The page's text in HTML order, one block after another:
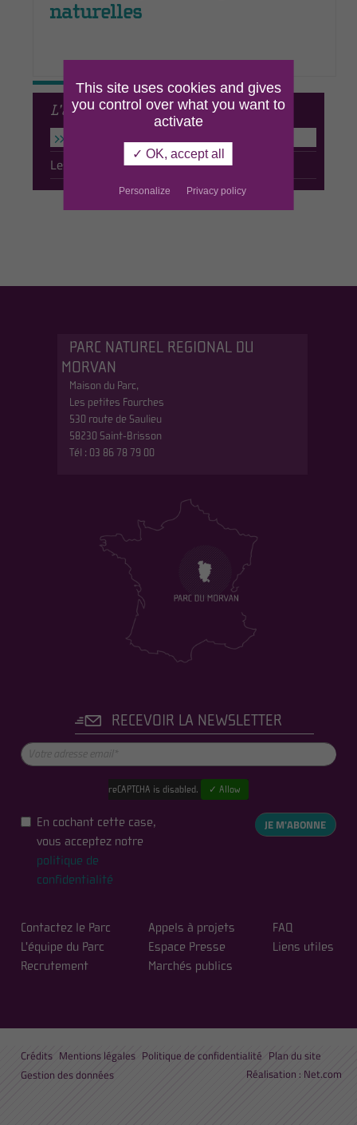
L’agriculture
L’agro-écologie
Les productions locales
naturelles
PARC NATUREL REGIONAL DU
MORVAN
Maison du Parc,
Les petites Fourches
530 route de Saulieu
58230 Saint-Brisson
Tél : 03 86 78 79 00
RECEVOIR LA NEWSLETTER
reCAPTCHA is disabled. ✓ Allow
En cochant cette case,
vous acceptez notre
politique de
confidentialité
JE M'ABONNE
Contactez le Parc
L'équipe du Parc
Recrutement
Appels à projets
Espace Presse
Marchés publics
FAQ
Liens utiles
Crédits Mentions légales Politique de confidentialité Plan du site
Réalisation : Net.com
Gestion des données
This site uses cookies and gives
you control over what you want to
activate
✓ OK, accept all
Personalize Privacy policy